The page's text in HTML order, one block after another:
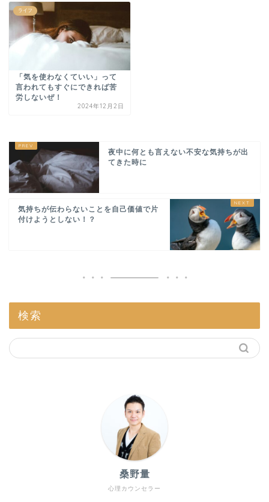
ライフ
「気を使わなくていい」って
言われてもすぐにできれば苦
労しないぜ！
2024年12月2日
夜中に何とも言えない不安な気持ちが出
てきた時に
気持ちが伝わらないことを自己価値で片
付けようとしない！？
検索
心理カウンセラー
桑野量